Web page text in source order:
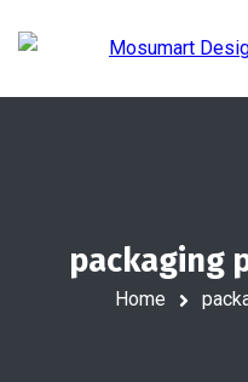
packaging
Home